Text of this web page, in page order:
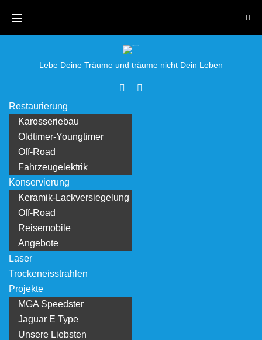
content
Lebe Deine Träume und träume nicht Dein Leben
Restaurierung
Karosseriebau
Oldtimer-Youngtimer
Off-Road
Fahrzeugelektrik
Konservierung
Keramik-Lackversiegelung
Off-Road
Reisemobile
Angebote
Laser
Trockeneisstrahlen
Projekte
MGA Speedster
Jaguar E Type
Unsere Liebsten